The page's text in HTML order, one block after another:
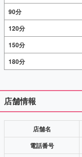
90分
120分
150分
180分
店舗情報
店舗名
電話番号